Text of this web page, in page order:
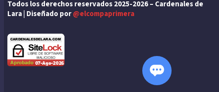
Todos los derechos reservados 2025-2026 – Cardenales de
Lara | Diseñado por@elcompaprimera